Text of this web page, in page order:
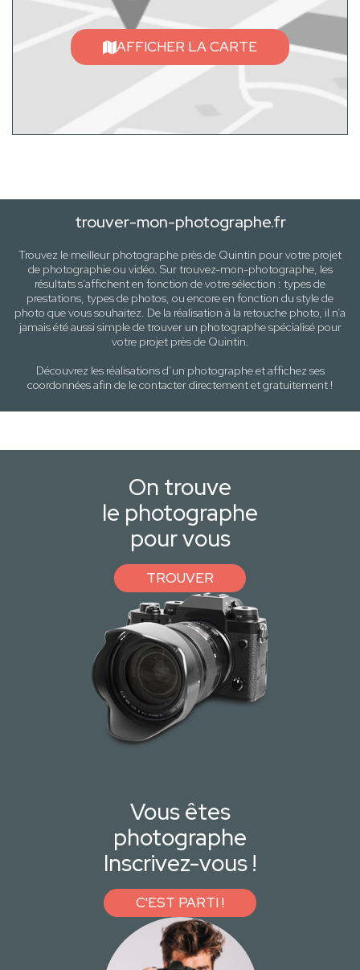
AFFICHER LA CARTE
trouver-mon-photographe.fr
Trouvez le meilleur photographe près de Quintin pour votre projet
de photographie ou vidéo. Sur trouvez-mon-photographe, les
résultats s’affichent en fonction de votre sélection : types de
prestations, types de photos, ou encore en fonction du stylede
photo que vous souhaitez. De la réalisation à la retouche photo, il n’a
jamais été aussi simple de trouver un photographe spécialisé pour
votre projet près de Quintin.
Découvrez les réalisations d’un photographe et affichez ses
coordonnées afin de le contacter directement et gratuitement !
On trouve
le photographe
pour vous
TROUVER
Vous êtes
photographe
Inscrivez-vous !
C'EST PARTI !